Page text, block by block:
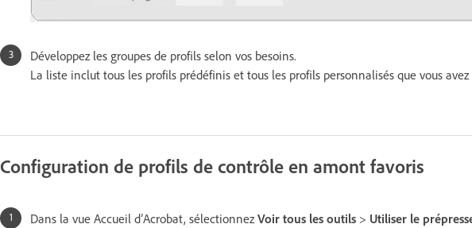
Développez les groupes de profils selon vos besoins.
La liste inclut tous les profils prédéfinis et tous les profils personnalisés que vous avez
Configuration de profils de contrôle en amont favoris
Dans la vue Accueil d’Acrobat, sélectionnezVoir tous les outils > Utiliser le